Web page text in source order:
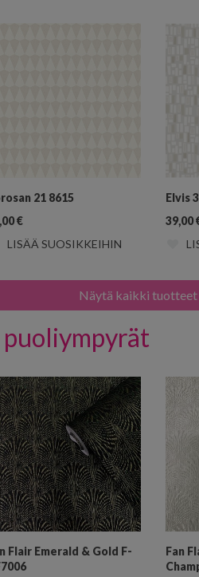
21 8615
€
LISÄÄ SUOSIKKEIHIN
Elvis
39,00
Näytä kaikki tuotteet
Flair Emerald & Gold F-
Fan